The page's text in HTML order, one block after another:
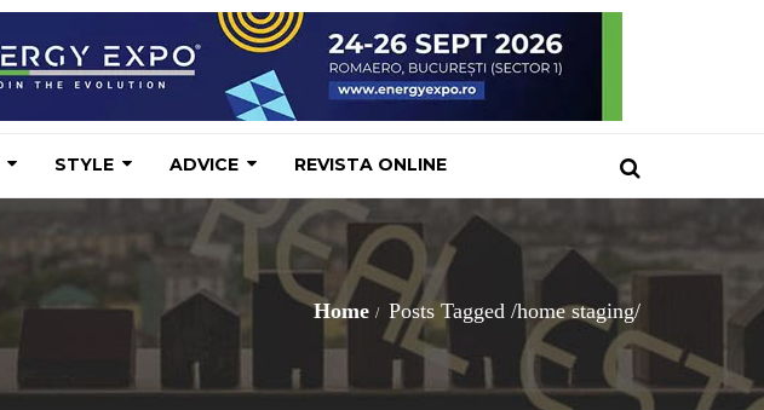
STYLE ADVICE REVISTA ONLINE
Home Posts Tagged /home staging/